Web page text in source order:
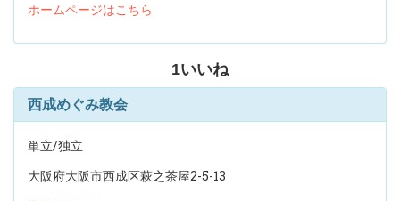
ホームページはこちら
1いいね
西成めぐみ教会
単立/独立
大阪府大阪市西成区萩之茶屋2-5-13